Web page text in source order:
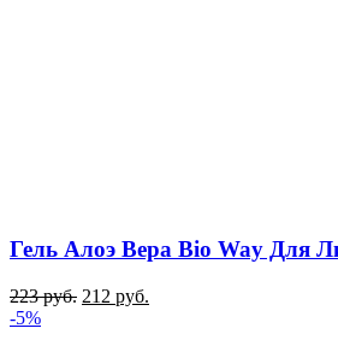
Гель Алоэ Вера Bio Way Для
223руб. 212 руб.
-5%